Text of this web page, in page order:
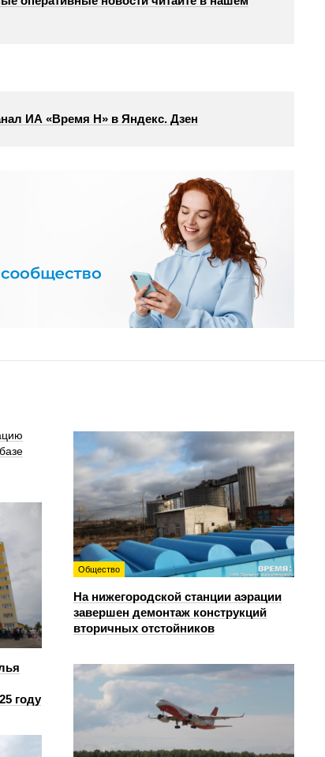
ИА «Время Н» в Яндекс. Дзен
Общество
На нижегородской станции аэрации
завершен демонтаж конструкций
вторичных отстойников
году